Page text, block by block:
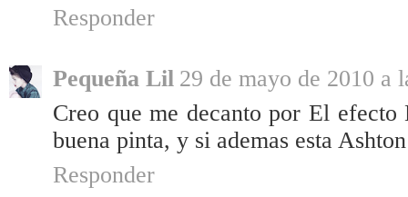
Responder
Pequeña Lil 29 de mayo de 2010 a
Creo que me decanto por El
buena pinta, y si ademas esta
Responder